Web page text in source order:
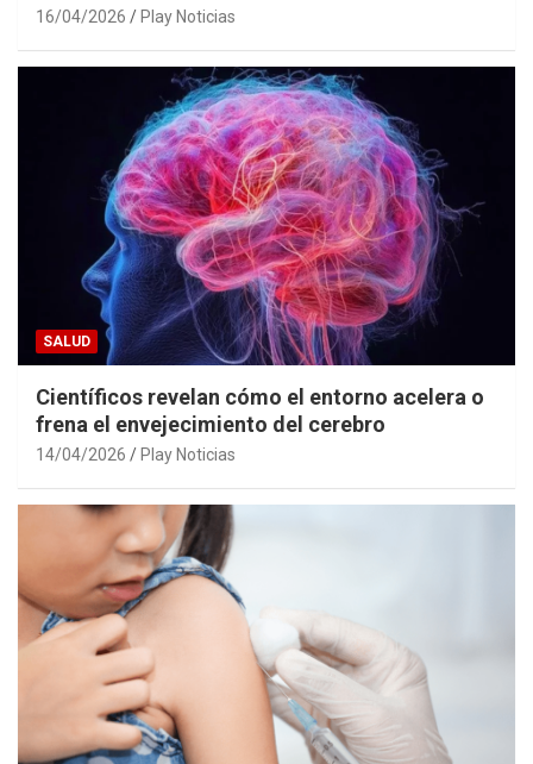
16/04/2026 Play Noticias
SALUD
Científicos revelan cómo el entorno acelera o
frena el envejecimiento del cerebro
14/04/2026 Play Noticias